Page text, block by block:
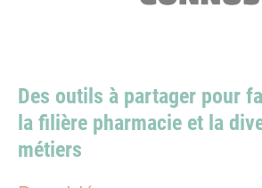
Des outils à partager pour
la filière pharmacie et la
métiers